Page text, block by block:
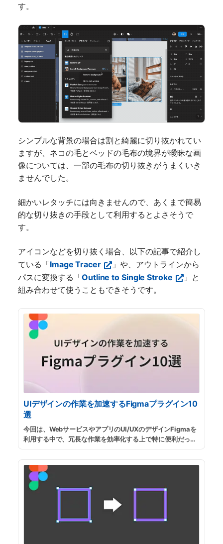
す。
シンプルな背景の場合は割と綺麗に切り抜かれてい
ますが、ネコの毛とベッドの毛布の境界が曖昧な画
像については、一部の毛布の切り抜きがうまくいき
ませんでした。
細かいレタッチには向きませんので、あくまで簡易
的な切り抜きの手段として利用するとよさそうで
す。
アイコンなどを切り抜く場合、以下の記事で紹介し
ている「Image Tracer
」や、アウトラインから
パスに変換する「Outline to Single Stroke
」と
組み合わせて使うこともできそうです。
UIデザインの作業を加速するFigmaプラグイン10
選
今回は、WebサービスやアプリのUI/UXのデザインFigmaを
利用する中で、冗長な作業を効率化する上で特に便利だった
プラグインを厳選して紹介したいと思います。プラグインの
使い方が知りたい方は、プラグインの探し方とインストール
方法も紹介していますので、参考にしてください。
読む